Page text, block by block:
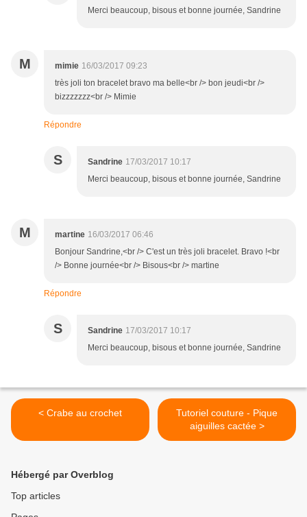
Merci beaucoup, bisous et bonne journée, Sandrine
M mimie 16/03/2017 09:23
très joli ton bracelet bravo ma belle<br /> bon jeudi<br />
bizzzzzzz<br /> Mimie
Répondre
S Sandrine 17/03/2017 10:17
Merci beaucoup, bisous et bonne journée, Sandrine
M martine 16/03/2017 06:46
Bonjour Sandrine,<br /> C'est un très joli bracelet. Bravo !<br
/> Bonne journée<br /> Bisous<br /> martine
Répondre
S Sandrine 17/03/2017 10:17
Merci beaucoup, bisous et bonne journée, Sandrine
< Crabe au crochet
Tutoriel couture - Pique
aiguilles cactée >
Hébergé par Overblog
Top articles